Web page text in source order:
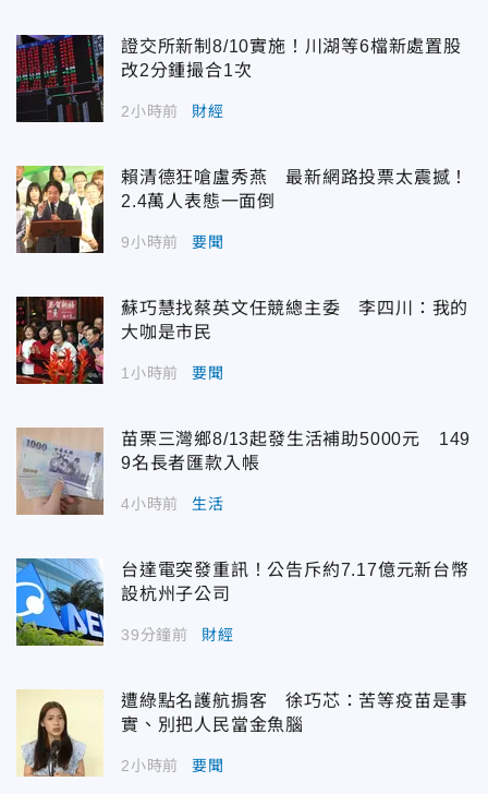
證交所新制8/10實施！川湖等6檔新處置股
改2分鍾撮合1次
2小時前 財經
賴清德狂嗆盧秀燕 最新網路投票太震撼！
2.4萬人表態一面倒
9小時前 要聞
蘇巧慧找蔡英文任競總主委 李四川：我的
大咖是市民
1小時前 要聞
苗栗三灣鄉8/13起發生活補助5000元 149
9名長者匯款入帳
4小時前 生活
台達電突發重訊！公告斥約7.17億元新台幣
設杭州子公司
39分鐘前 財經
遭綠點名護航掮客 徐巧芯：苦等疫苗是事
實、別把人民當金魚腦
2小時前 要聞